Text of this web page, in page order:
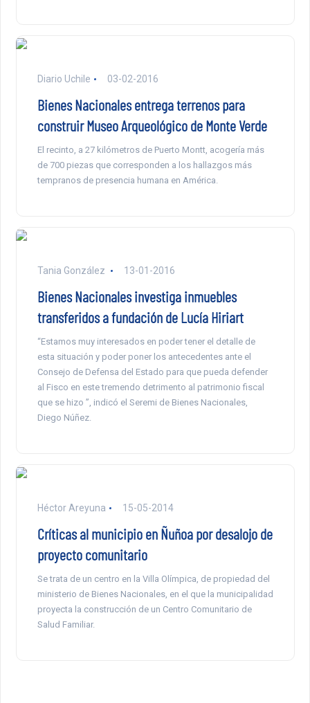
Diario Uchile 03-02-2016
Bienes Nacionales entrega terrenos para
construir Museo Arqueológico de Monte Verde
El recinto, a 27 kilómetros de Puerto Montt, acogería más
de 700 piezas que corresponden a los hallazgos más
tempranos de presencia humana en América.
Tania González 13-01-2016
Bienes Nacionales investiga inmuebles
transferidos a fundación de Lucía Hiriart
“Estamos muy interesados en poder tener el detalle de
esta situación y poder poner los antecedentes ante el
Consejo de Defensa del Estado para que pueda defender
al Fisco en este tremendo detrimento al patrimonio fiscal
que se hizo ”, indicó el Seremi de Bienes Nacionales,
Diego Núñez.
Héctor Areyuna 15-05-2014
Críticas al municipio en Ñuñoa por desalojo de
proyecto comunitario
Se trata de un centro en la Villa Olímpica, de propiedad del
ministerio de Bienes Nacionales, en el que la municipalidad
proyecta la construcción de un Centro Comunitario de
Salud Familiar.